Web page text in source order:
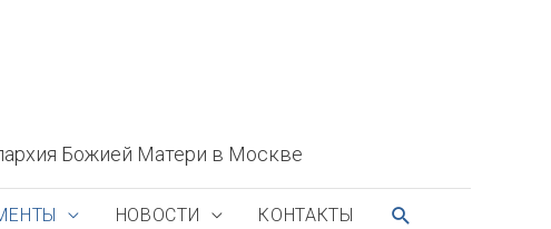
Божией Матери в Москве
НОВОСТИ КОНТАКТЫ ПОИСК